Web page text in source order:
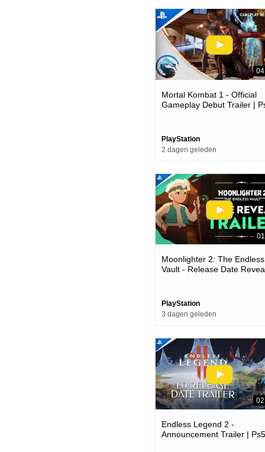
Mortal Kombat 1 - Official
Gameplay Debut Trailer |
PlayStation
2 dagen geleden
Moonlighter 2: The Endless
Vault - Release Date
PlayStation
3 dagen geleden
Endless Legend 2 -
Announcement Trailer | Ps5